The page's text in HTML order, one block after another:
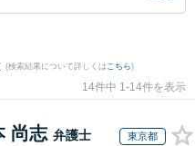
(検索結果について詳しくは こちら)
14件中 1-14件を表示
尚志 弁護士 東京都